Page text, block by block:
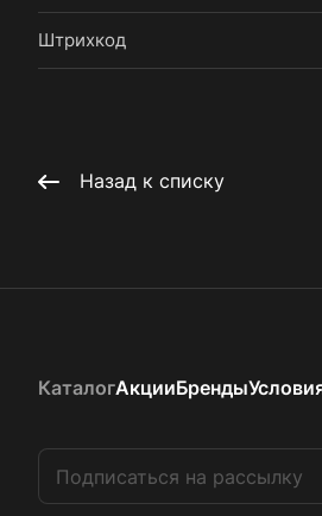
Штрихкод
Назад к списку
КаталогАкцииБренды